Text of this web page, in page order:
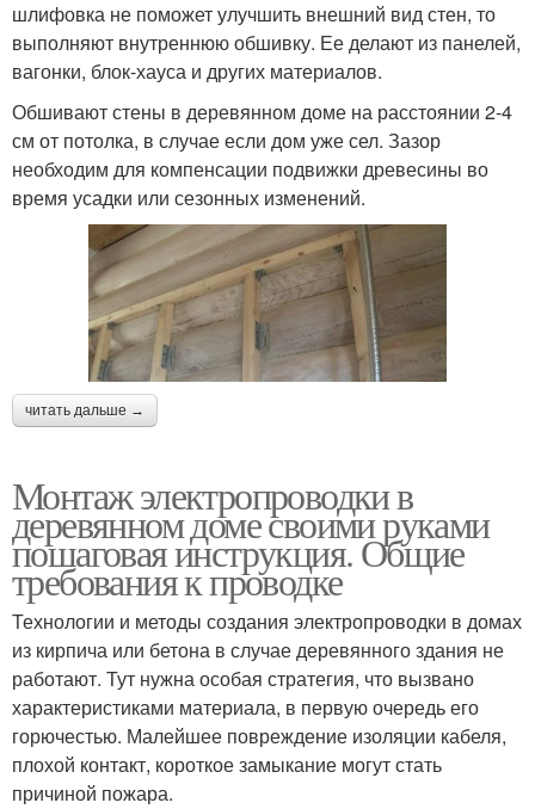
шлифовка не поможет улучшить внешний вид стен, то
выполняют внутреннюю обшивку. Ее делают из панелей,
вагонки, блок-хауса и других материалов.
Обшивают стены в деревянном доме на расстоянии 2-4
см от потолка, в случае если дом уже сел. Зазор
необходим для компенсации подвижки древесины во
время усадки или сезонных изменений.
читать дальше →
Монтаж электропроводки в
деревянном доме своими руками
пошаговая инструкция. Общие
требования к проводке
Технологии и методы создания электропроводки в домах
из кирпича или бетона в случае деревянного здания не
работают. Тут нужна особая стратегия, что вызвано
характеристиками материала, в первую очередь его
горючестью. Малейшее повреждение изоляции кабеля,
плохой контакт, короткое замыкание могут стать
причиной пожара.